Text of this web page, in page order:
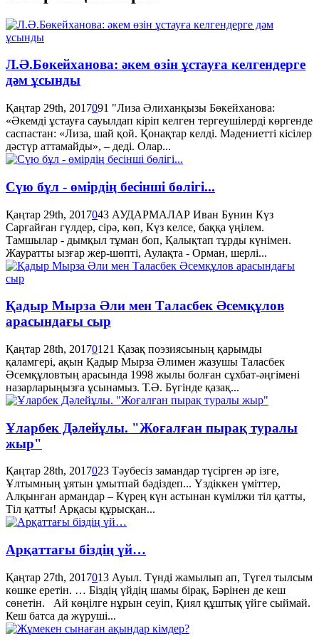
Л.Ә.Бөкейханова: әкем өзін ұстауға келгендерге
дәм ұсынды
Қаңтар 29th, 2017091 "Лиза Әлиханқызы Бөкейханова:
«Әкемді ұстауға сауылдап кіріп келген тергеушілерді көргенде
саспастан: «Лиза, шай қой. Қонақтар келді. Мәдениетті кісілер
дәстүр аттамайды», – деді. Олар...
Сүю бұл - өмірдің бесінші бөлігі...
Қаңтар 29th, 2017043 АУДАРМАЛАР Иван Бунин Күз
Сарғайған гүлдер, сірə, көп, Күз келсе, баққа үңілем.
Тамшылар - дымқыл тұман боп, Қалықтап тұрды күнімен.
Жауратты ызғар жер-шөпті, Аулақта - Орман, шерлі...
Қадыр Мырза Әли мен Таласбек Әсемқұлов
арасындағы сыр
Қаңтар 28th, 20170121 Қазақ поэзиясының қарымды
қаламгері, ақын Қадыр Мырза Әлимен жазушы Таласбек
Әсемқұловтың арасында 1998 жылы болған сұхбат-әңгімені
назарларыңызға ұсынамыз. Т.Ә. Бүгінде қазақ...
Ұларбек Дәлейұлы. "Жоғалған пырақ туралы
жыр"
Қаңтар 28th, 2017023 Тәубесіз замандар түсірген әр ізге,
Ұлтымның ұятын ұмытпай бәдіздеп... Үздіккен үміттер,
Алқынған армандар – Күрең күн астынан күмілжи тіл қатты,
Тіл қатты! Арқасы құрысқан...
Арқаттағы біздің үй…
Қаңтар 27th, 2017013 Ауыл. Түнді жамылып ап, Түгел тылсым
көшке еретін. … Біздің үйдің шамы бірақ, Бәрінен де кеш
сөнетін. Ай көңілге нұрын сеуіп, Қиял құштық үйге сыймай.
Кеш батса да жүруші...